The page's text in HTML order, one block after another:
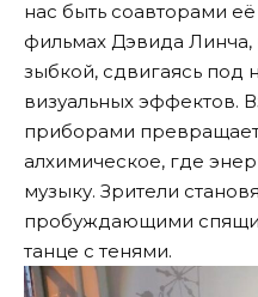
нас быть соавторами
фильмах Дэвида Линча,
зыбкой, сдвигаясь под
визуальных эффектов.
приборами
алхимическое, где
музыку. Зрители
пробуждающими
танце с тенями.